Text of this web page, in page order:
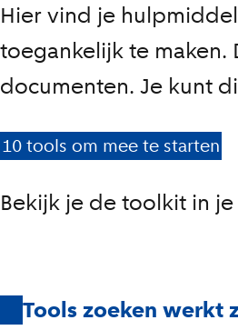
l
k
i
t
G
e
n
Hier vind je
toegankelijk te
documenten. Je kunt
10 tools om mee te starten
Bekijk je de toolkit in
Tools zoeken werkt